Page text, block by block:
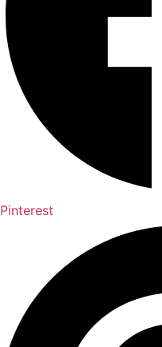
Pinterest